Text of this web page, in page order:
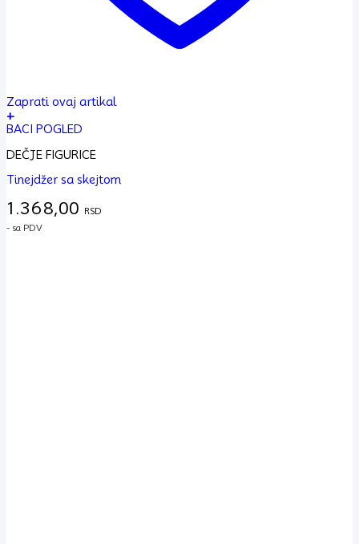
Zaprati ovaj artikal
+
BACI POGLED
DEČJE FIGURICE
Tinejdžer sa skejtom
1.368,00 RSD
- sa PDV